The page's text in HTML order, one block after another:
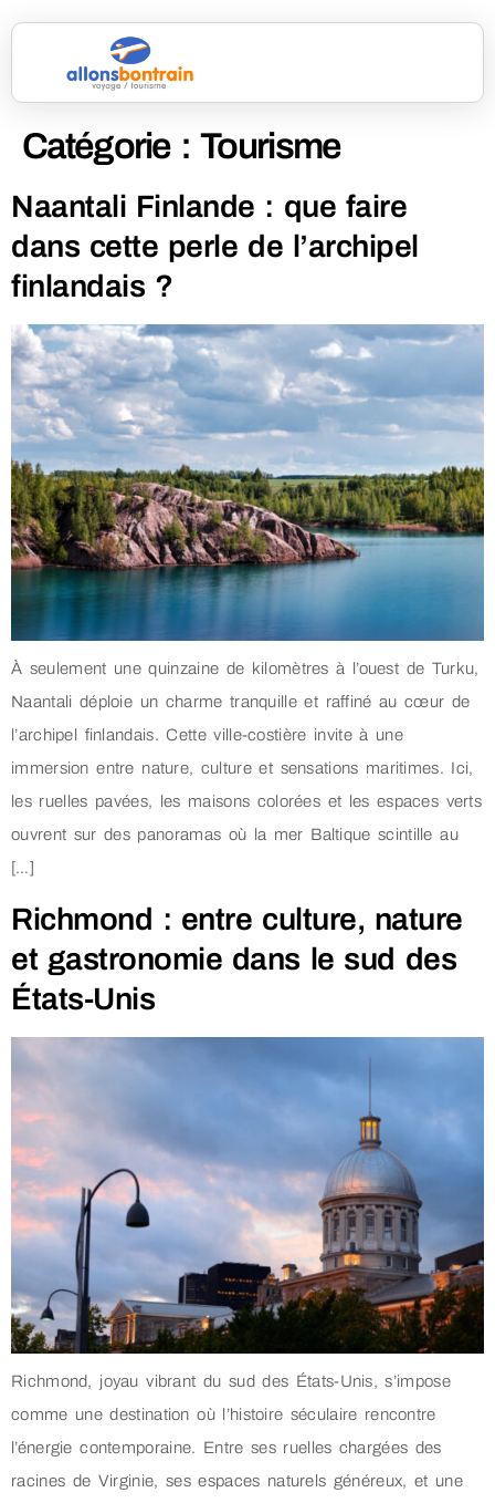
Catégorie :Tourisme
Naantali Finlande : que faire
dans cette perle de l’archipel
finlandais ?
À seulement une quinzaine de kilomètres à l’ouest de Turku,
Naantali déploie un charme tranquille et raffiné au cœur de
l’archipel finlandais. Cette ville-costière invite à une
immersion entre nature, culture et sensations maritimes. Ici,
les ruelles pavées, les maisons colorées et les espaces verts
ouvrent sur des panoramas où la mer Baltique scintille au
[…]
Richmond : entre culture, nature
et gastronomie dans le sud des
États-Unis
Richmond, joyau vibrant du sud des États-Unis, s’impose
comme une destination où l’histoire séculaire rencontre
l’énergie contemporaine. Entre ses ruelles chargées des
racines de Virginie, ses espaces naturels généreux, et une